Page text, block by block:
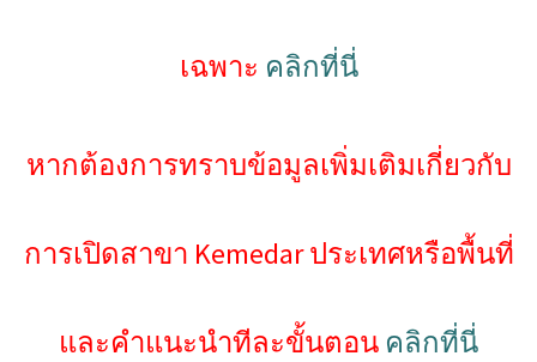
เฉพาะ คลิกที่นี่
หากต้องการทราบข้อมูลเพิ่มเติมเกี่ยวกับ
การเปิดสาขา Kemedar ประเทศหรือพื้นที่
และคำแนะนำทีละขั้นตอน คลิกที่นี่